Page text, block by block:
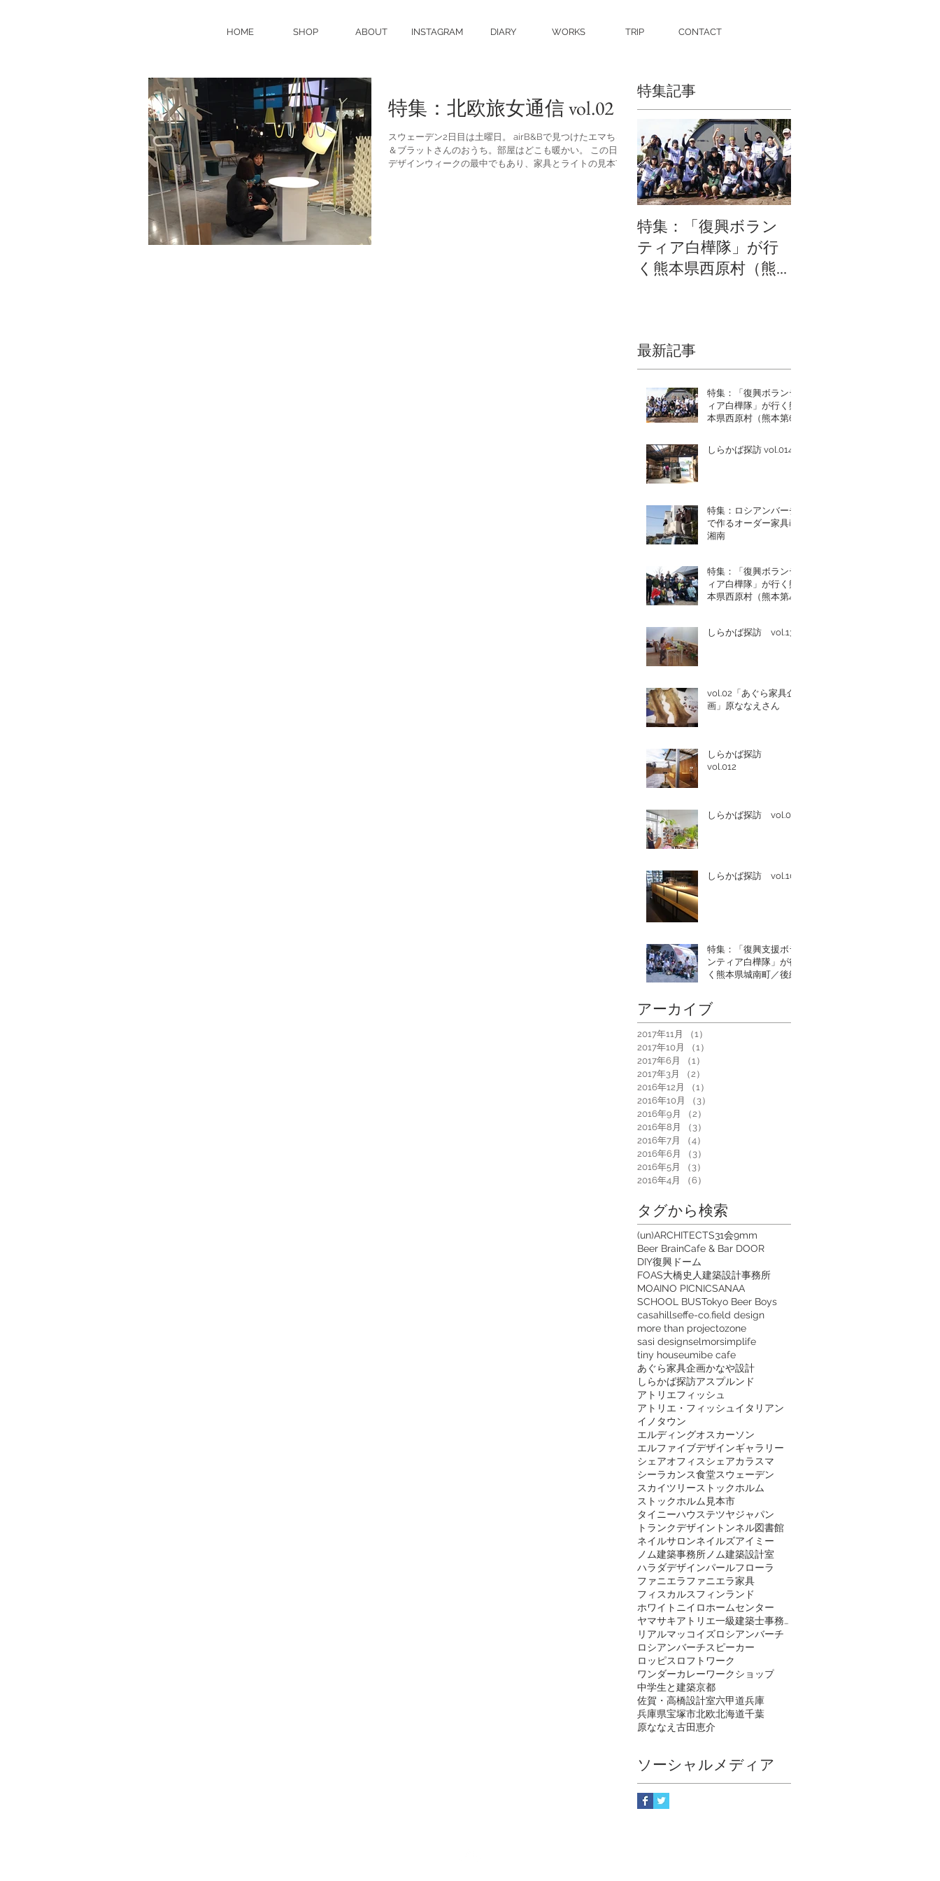
HOME SHOP ABOUT INSTAGRAM DIARY WORKS TRIP CONTACT
特集：北欧旅女通信 vol.02
スウェーデン2日目は土曜日。 airB&Bで見つけたエマちゃん
＆ブラットさんのおうち。部屋はどこも暖かい。 この日は
デザインウィークの最中でもあり、家具とライトの見本市に
特集記事
特集：「復興ボラン
ティア白樺隊」が行
く熊本県西原村（熊
最新記事
特集：「復興ボランテ
ィア白樺隊」が行く熊
本県西原村（熊本第6
しらかば探訪 vol.014
特集：ロシアンバーチ
で作るオーダー家具in
湘南
特集：「復興ボランテ
ィア白樺隊」が行く熊
本県西原村（熊本第4
しらかば探訪 vol.13
vol.02「あぐら家具企
画」原ななえさん
しらかば探訪
vol.012
しらかば探訪 vol.011
しらかば探訪 vol.10
特集：「復興支援ボラ
ンティア白樺隊」が行
く熊本県城南町／後編
アーカイブ
2017年11月 （1）
2017年10月
（1）
2017年6月
（1）
2017年3月
（2）
2016年12月
（1）
2016年10月
（3）
2016年9月
（2）
2016年8月
（3）
2016年7月
（4）
2016年6月
（3）
2016年5月
（3）
2016年4月
（6）
タグから検索
(un)ARCHITECTS31会9mm
Beer BrainCafe & Bar DOOR
DIY復興ドーム
FOAS大橋史人建築設計事務所
MOAINO PICNICSANAA
SCHOOL BUSTokyo Beer Boys
casahillseffe-co.field design
more than projectozone
sasi designselmorsimplife
tiny houseumibe cafe
あぐら家具企画かなや設計
しらかば探訪アスプルンド
アトリエフィッシュ
アトリエ・フィッシュ イタリアン
イノタウン
エルディングオスカーソン
エルファイブデザインギャラリー
シェアオフィスシェアカラスマ
シーラカンス食堂スウェーデン
スカイツリーストックホルム
ストックホルム見本市
タイニーハウステツヤジャパン
トランクデザイン トンネル図書館
ネイルサロンネイルズアイミー
ノム建築事務所 ノム建築設計室
ハラダデザインパールフローラ
ファニエラファニエラ家具
フィスカルスフィンランド
ホワイトニイロホームセンター
ヤマサキアトリエ一級建築士事務所
リアルマッコイズロシアンバーチ
ロシアンバーチスピーカー
ロッピス ロフトワーク
ワンダーカレーワークショップ
中学生と建築京都
佐賀・高橋設計室六甲道兵庫
兵庫県宝塚市北欧北海道千葉
原ななえ 古田恵介
ソーシャルメディア